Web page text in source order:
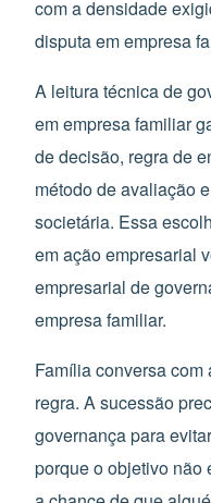
com a densidade
disputa em empresa
A leitura técnica de
em empresa familiar
de decisão, regra de
método de avaliação
societária. Essa
em ação empresarial
empresarial de
empresa familiar.
Família conversa
regra. A sucessão
governança para
porque o objetivo não